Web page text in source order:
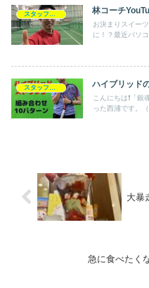
林コーチ
お決まりスイー
に！？最近パソ
スタッフブログ ハイブリッド
こんにちは❗️「
った西浦です。
大暴
急に食べたく